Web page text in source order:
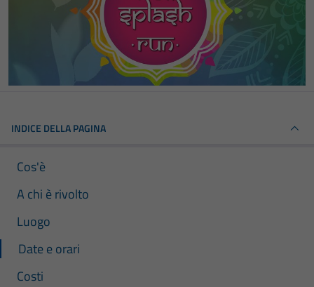
INDICE DELLA PAGINA
Cos'è
A chi è rivolto
Luogo
Date e orari
Costi